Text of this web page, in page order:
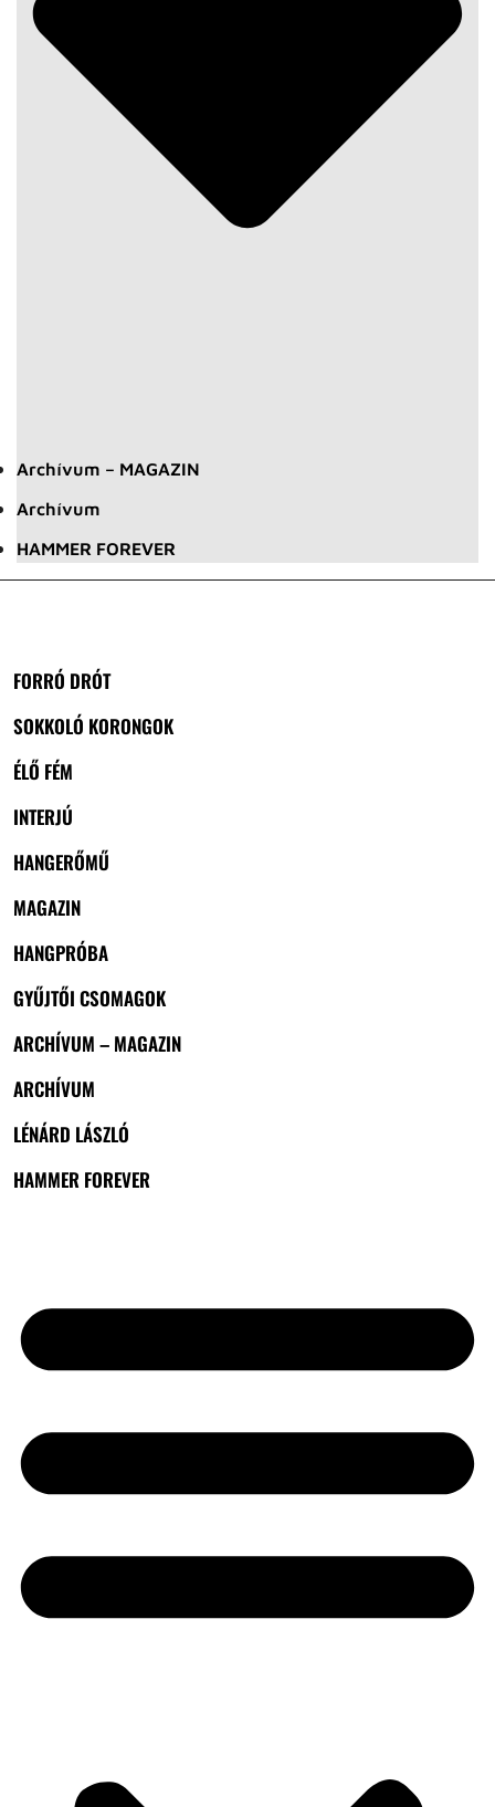
Archívum – MAGAZIN
Archívum
HAMMER FOREVER
FORRÓ DRÓT
SOKKOLÓ KORONGOK
ÉLŐ FÉM
INTERJÚ
HANGERŐMŰ
MAGAZIN
HANGPRÓBA
GYŰJTŐI CSOMAGOK
ARCHÍVUM – MAGAZIN
ARCHÍVUM
LÉNÁRD LÁSZLÓ
HAMMER FOREVER